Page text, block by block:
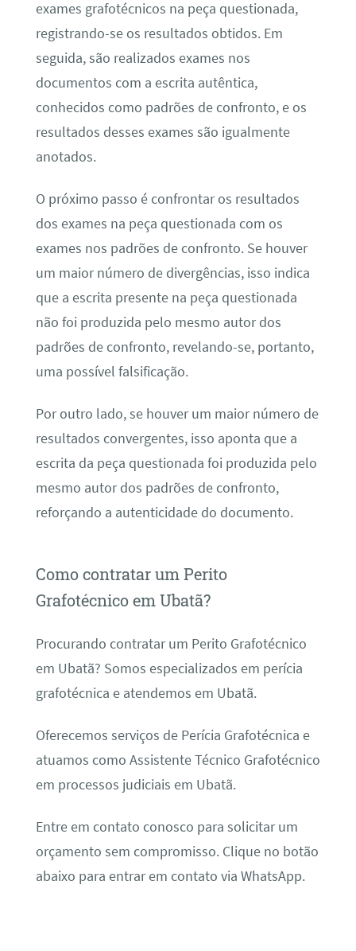
exames grafotécnicos na peça questionada,
registrando-se os resultados obtidos. Em
seguida, são realizados exames nos
documentos com a escrita autêntica,
conhecidos como padrões de confronto, e os
resultados desses exames são igualmente
anotados.
O próximo passo é confrontar os resultados
dos exames na peça questionada com os
exames nos padrões de confronto. Se houver
um maior número de divergências, isso indica
que a escrita presente na peça questionada
não foi produzida pelo mesmo autor dos
padrões de confronto, revelando-se, portanto,
uma possível falsificação.
Por outro lado, se houver um maior número de
resultados convergentes, isso aponta que a
escrita da peça questionada foi produzida pelo
mesmo autor dos padrões de confronto,
reforçando a autenticidade do documento.
Como contratar um Perito
Grafotécnico em Ubatã?
Procurando contratar um Perito Grafotécnico
em Ubatã? Somos especializados em perícia
grafotécnica e atendemos em Ubatã.
Oferecemos serviços de Perícia Grafotécnica e
atuamos como Assistente Técnico Grafotécnico
em processos judiciais em Ubatã.
Entre em contato conosco para solicitar um
orçamento sem compromisso. Clique no botão
abaixo para entrar em contato via WhatsApp.